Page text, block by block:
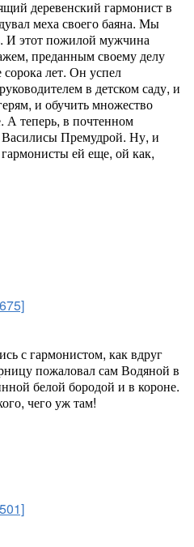
деревенский гармонист в
меха своего баяна. Мы
И этот пожилой мужчина
преданным своему делу
лет. Он успел
в детском саду, и
и обучить множество
А теперь, в почтенном
Василисы Премудрой. Ну, и
ей еще, ой как,
с гармонистом, как вдруг
пожаловал сам Водяной в
белой бородой и в короне.
чего уж там!